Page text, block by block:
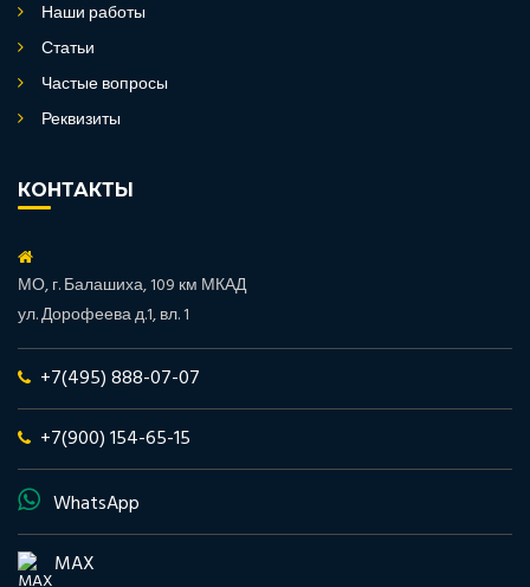
Наши работы
Статьи
Частые вопросы
Реквизиты
КОНТАКТЫ
МО, г. Балашиха, 109 км МКАД
ул. Дорофеева д.1, вл. 1
+7(495) 888-07-07
+7(900) 154-65-15
WhatsApp
MAX